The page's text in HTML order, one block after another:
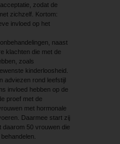
zodat de
zichzelf. Kortom:
invloed op het
naast
klachten die met de
zoals
kinderloosheid.
adviezen rond leefstijl
invloed hebben op de
proef met de
met hormonale
Daarmee start zij
daarom 50 vrouwen die